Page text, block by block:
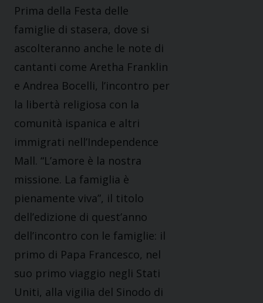
Prima della Festa delle
famiglie di stasera, dove si
ascolteranno anche le note di
cantanti come Aretha Franklin
e Andrea Bocelli, l’incontro per
la libertà religiosa con la
comunità ispanica e altri
immigrati nell’Independence
Mall. “L’amore è la nostra
missione. La famiglia è
pienamente viva”, il titolo
dell’edizione di quest’anno
dell’incontro con le famiglie: il
primo di Papa Francesco, nel
suo primo viaggio negli Stati
Uniti, alla vigilia del Sinodo di